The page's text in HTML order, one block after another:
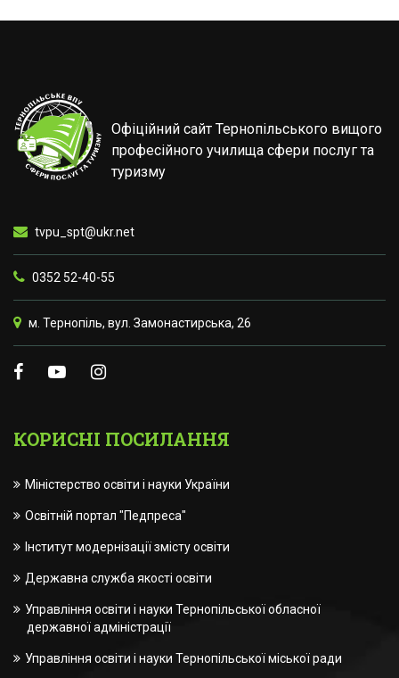
Офіційний сайт Тернопільського вищого
професійного училища сфери послуг та
туризму
tvpu_spt@ukr.net
0352 52-40-55
м. Тернопіль, вул. Замонастирська, 26
КОРИСНІ ПОСИЛАННЯ
Міністерство освіти і науки України
Освітній портал "Педпреса"
Інститут модернізації змісту освіти
Державна служба якості освіти
Управління освіти і науки Тернопільської обласної
державної адміністрації
Управління освіти і науки Тернопільської міської ради